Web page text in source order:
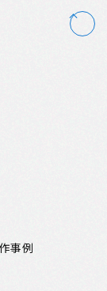
事例